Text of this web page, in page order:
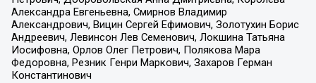
Александра Евгеньевна, Смирнов Владимир
Александрович, Вицин Сергей Ефимович, Золотухин Борис
Андреевич, Левинсон Лев Семенович, Локшина Татьяна
Иосифовна, Орлов Олег Петрович, Полякова Мара
Федоровна, Резник Генри Маркович, Захаров Герман
Константинович